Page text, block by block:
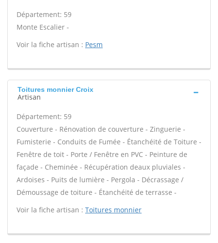
Département: 59
Monte Escalier -
Voir la fiche artisan : Pesm
Toitures monnier Croix
Artisan
Département: 59
Couverture - Rénovation de couverture - Zinguerie -
Fumisterie - Conduits de Fumée - Étanchéité de Toiture -
Fenêtre de toit - Porte / Fenêtre en PVC - Peinture de
façade - Cheminée - Récupération deaux pluviales -
Ardoises - Puits de lumière - Pergola - Décrassage /
Démoussage de toiture - Étanchéité de terrasse -
Voir la fiche artisan : Toitures monnier